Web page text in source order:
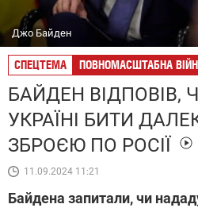
Джо Байден
СПЕЦТЕМА ПОВНОМАСШТАБНА
БАЙДЕН ВІДПОВІВ,
УКРАЇНІ БИТИ
ЗБРОЄЮ ПО РОСІЇ
11.09.2024 11:21
Байдена запитали, чи